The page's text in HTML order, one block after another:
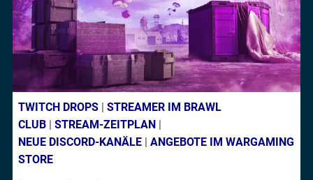
TWITCH DROPS |STREAMER IM BRAWL
CLUB |STREAM-ZEITPLAN |
NEUE DISCORD-KANÄLE |ANGEBOTE IM WARGAMING
STORE